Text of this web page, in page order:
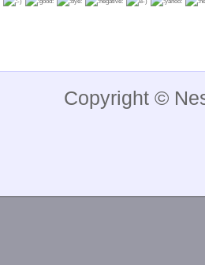
Copyright ©